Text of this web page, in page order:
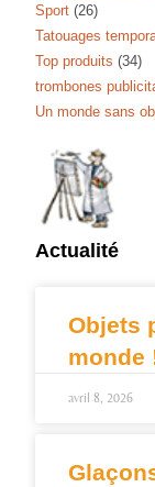
Sport (26)
Tatouages
Top produits (34)
trombones
Un monde sans
Actualité
Objets
monde
avril 8, 2026